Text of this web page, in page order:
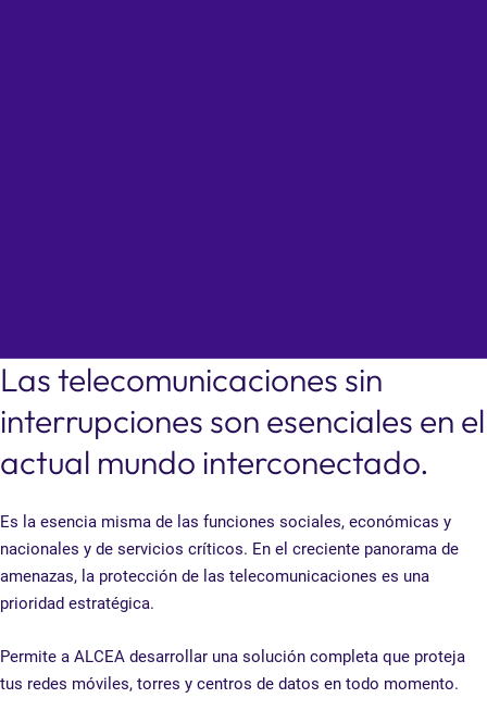
Las telecomunicaciones sin
interrupciones son esenciales en el
actual mundo interconectado.
Es la esencia misma de las funciones sociales, económicas y
nacionales y de servicios críticos. En el creciente panorama de
amenazas, la protección de las telecomunicaciones es una
prioridad estratégica.
Permite a ALCEA desarrollar una solución completa que proteja
tus redes móviles, torres y centros de datos en todo momento.